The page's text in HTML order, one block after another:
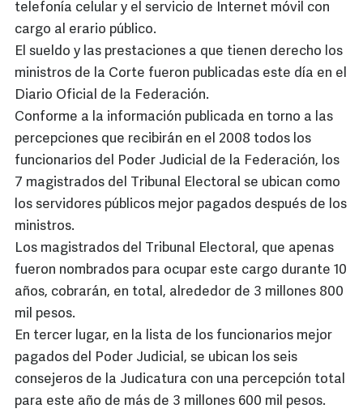
telefonía celular y el servicio de Internet móvil con
cargo al erario público.
El sueldo y las prestaciones a que tienen derecho los
ministros de la Corte fueron publicadas este día en el
Diario Oficial de la Federación.
Conforme a la información publicada en torno a las
percepciones que recibirán en el 2008 todos los
funcionarios del Poder Judicial de la Federación, los
7 magistrados del Tribunal Electoral se ubican como
los servidores públicos mejor pagados después de los
ministros.
Los magistrados del Tribunal Electoral, que apenas
fueron nombrados para ocupar este cargo durante 10
años, cobrarán, en total, alrededor de 3 millones 800
mil pesos.
En tercer lugar, en la lista de los funcionarios mejor
pagados del Poder Judicial, se ubican los seis
consejeros de la Judicatura con una percepción total
para este año de más de 3 millones 600 mil pesos.